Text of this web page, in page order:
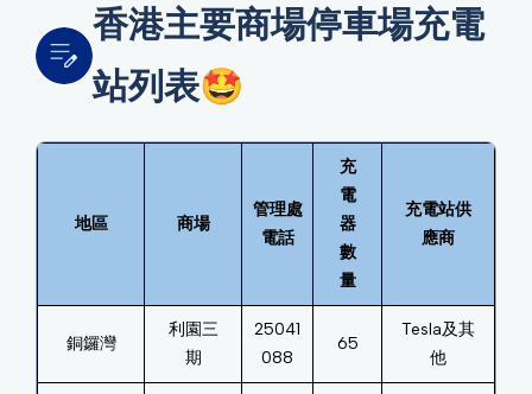
香港主要商場停車場充電
站列表🤩
地區 商場
管理處
電話
充
電
器
數
量
充電站供
應商
銅鑼灣
利園三
期
25041
088
65
Tesla及其
他